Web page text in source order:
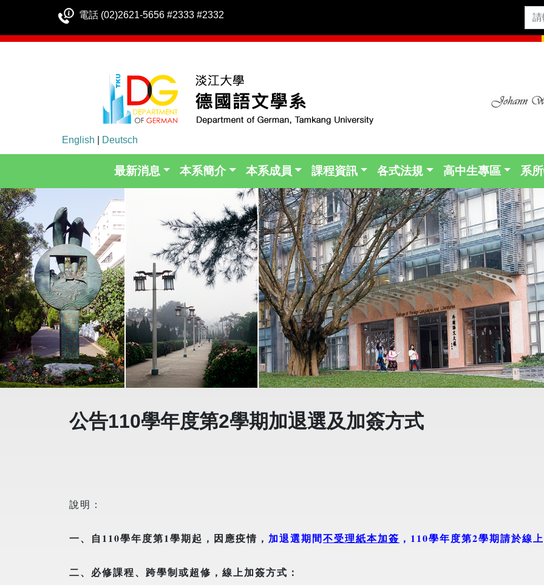
電話 (02)2621-5656 #2333 #2332
English Deutsch
最新消息 本系簡介 本系成員 課程資訊 各式法規 高中生專區 系
公告110學年度第2學期加退選及加簽方式
說明：
一、自110學年度第1學期起，因應疫情， 加退選期間不受理紙本加簽 ， 110學年度第2學期請於線
二、必修課程、跨學制或超修，線上加簽方式：